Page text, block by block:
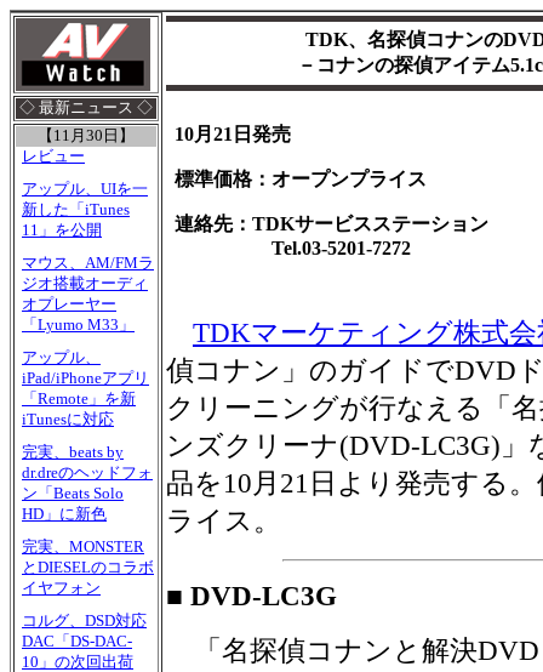
◇ 最新ニュース ◇
【11月30日】
レビュー
アップル、UIを一
新した「iTunes
11」を公開
マウス、AM/FMラ
ジオ搭載オーディ
オプレーヤー
「Lyumo M33」
アップル、
iPad/iPhoneアプリ
「Remote」を新
iTunesに対応
完実、beats by
dr.dreのヘッドフォ
ン「Beats Solo
HD」に新色
完実、MONSTER
とDIESELのコラボ
イヤフォン
コルグ、DSD対応
DAC「DS-DAC-
10」の次回出荷
TDK、名探偵コナンの
－コナンの探偵アイテム
10月21日発売
標準価格：オープンプライス
連絡先：TDKサービスステーション
Tel.03-5201-7272
TDKマーケティング株式会
偵コナン」のガイドでDVD
クリーニングが行なえる「
ンズクリーナ(DVD-LC3G)
品を10月21日より発売する
ライス。
■ DVD-LC3G
「名探偵コナンと解決